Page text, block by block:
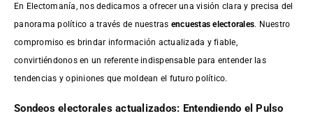
En Electomanía, nos dedicamos a ofrecer una visión clara y precisa del
panorama político a través de nuestras encuestas electorales. Nuestro
compromiso es brindar información actualizada y fiable,
convirtiéndonos en un referente indispensable para entender las
tendencias y opiniones que moldean el futuro político.
Sondeos electorales actualizados: Entendiendo el Pulso